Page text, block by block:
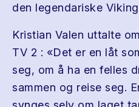
den legendariske
Kristian Valen uttalte
TV 2 : «Det er en låt
seg, om å ha en felles
sammen og reise seg.